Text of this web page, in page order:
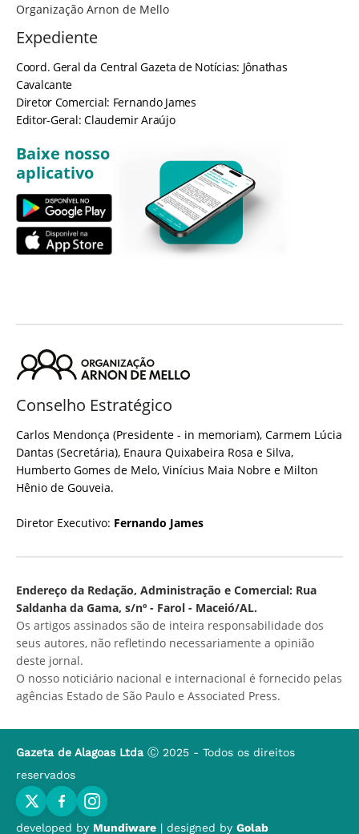
Organização Arnon de Mello
Expediente
Coord. Geral da Central Gazeta de Notícias: Jônathas
Cavalcante
Diretor Comercial: Fernando James
Editor-Geral: Claudemir Araújo
Baixe nosso
aplicativo
Conselho Estratégico
Carlos Mendonça (Presidente - in memoriam), Carmem Lúcia
Dantas (Secretária), Enaura Quixabeira Rosa e Silva,
Humberto Gomes de Melo, Vinícius Maia Nobre e Milton
Hênio de Gouveia.
Diretor Executivo: Fernando James
Endereço da Redação, Administração e Comercial: Rua
Saldanha da Gama, s/nº - Farol - Maceió/AL.
Os artigos assinados são de inteira responsabilidade dos
seus autores, não refletindo necessariamente a opinião
deste jornal.
O nosso noticiário nacional e internacional é fornecido pelas
agências Estado de São Paulo e Associated Press.
Gazeta de Alagoas Ltda Ⓒ 2025 - Todos os direitos
reservados
developed by Mundiware | designed by Golab